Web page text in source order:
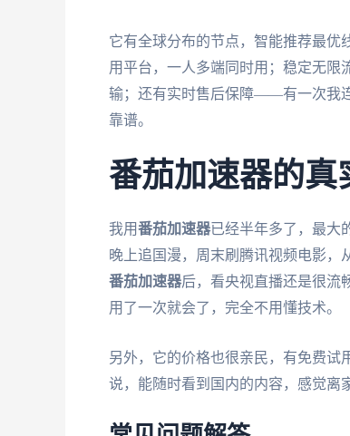
它有全球分布的节点，智能推荐最优
用平台，一人多端同时用；稳定无限
输；还有实时售后保障——有一次我
靠谱。
番茄加速器的真
我用番茄加速器已经半年多了，最大
晚上追国漫，周末刷腾讯视频电影
番茄加速器后，看央视直播还是很
用了一次就会了，完全不用懂技术。
另外，它的价格也很亲民，有免费试
说，能随时看到国内的内容，感觉离